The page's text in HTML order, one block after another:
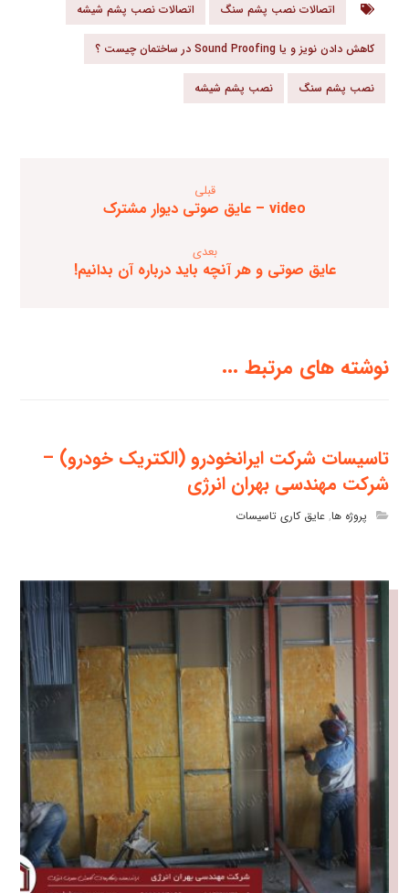
اتصالات نصب پشم سنگ اتصالات نصب پشم شیشه
کاهش دادن نویز و یا Sound Proofing در ساختمان چیست ؟
نصب پشم سنگ نصب پشم شیشه
قبلی
video – عایق صوتی دیوار مشترک
بعدی
عایق صوتی و هر آنچه باید درباره آن بدانیم!
نوشته های مرتبط ...
تاسیسات شرکت ایرانخودرو (الکتریک خودرو) –
شرکت مهندسی بهران انرژی
پروژه ها,عایق کاری تاسیسات